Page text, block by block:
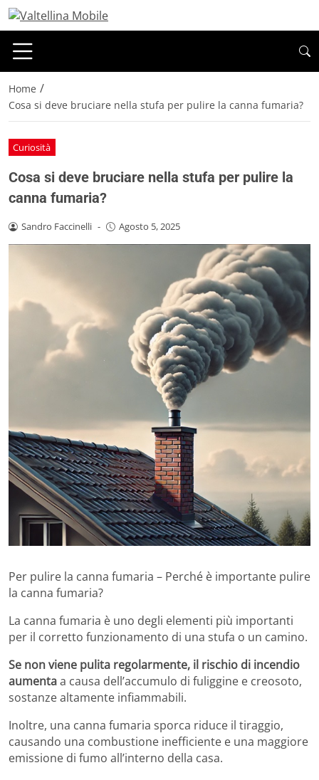
Home /
Cosa si deve bruciare nella stufa per pulire la canna fumaria?
Curiosità
Cosa si deve bruciare nella stufa per pulire la
canna fumaria?
Sandro Faccinelli - Agosto 5, 2025
Per pulire la canna fumaria – Perché è importante pulire
la canna fumaria?
La canna fumaria è uno degli elementi più importanti
per il corretto funzionamento di una stufa o un camino.
Se non viene pulita regolarmente, il rischio di incendio
aumentaa causa dell’accumulo di fuliggine e creosoto,
sostanze altamente infiammabili.
Inoltre, una canna fumaria sporca riduce il tiraggio,
causando una combustione inefficiente e una maggiore
emissione di fumo all’interno della casa.